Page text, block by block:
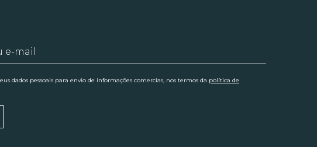
dados pessoais para envio de informações comercias, nos termos da política de